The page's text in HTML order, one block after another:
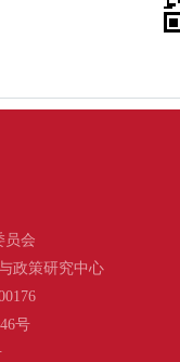
员会
政策研究中心
号